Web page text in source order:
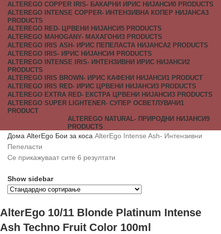
ALTEREGO COPPER IRIS- БАКАРНИ ИРИС НИЈАНСИ0 PRODUCTS
ALTEREGO INTENSE COPPER- ИНТЕНЗИВНА КОПЕР НИЈАНСА3
PRODUCTS
ALTEREGO RED- ЦРВЕНИ НИЈАНСИ5 PRODUCTS
ALTEREGO MAHOGANY- МАХАГОНИ3 PRODUCTS
ALTEREGO IRIS ASH- ИРИС ПЕПЕЛАСТА НИЈАНСА2 PRODUCTS
ALTEREGO IRIS- ИРИС НИЈАНСИ4 PRODUCTS
ALTEREGO INTENSE IRIS- ИНТЕНЗИВНИ ИРИС НИЈАНСИ2
PRODUCTS
ALTEREGO IRIS BROWN- ИРИС КАФЕНИ НИЈАНСИ 1 PRODUCT
ALTEREGO IRIS RED- ИРИС ЦРВЕНИ НИЈАНСИ3 PRODUCTS
ALTEREGO EXTRA RED- ЕКСТРА ЦРВЕНИ НИЈАНСИ3 PRODUCTS
ALTEREGO SUPER LIGHTENER- СУПЕР ОСВЕТЛУВАЧИ 1
PRODUCT
ALTEREGO NATURAL- ПРИРОДНИ НИЈАНСИ9
PRODUCTS
Дома AlterEgo Бои за коса AlterEgo Intense Ash- Интензивни
Пепеласти
Се прикажуваат сите 6 резултати
Show sidebar
AlterEgo 10/11 Blonde Platinum Intense
Ash Techno Fruit Color 100ml